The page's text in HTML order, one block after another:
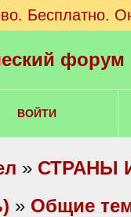
Бесплатно.
ВОЙТИ
» СТРАНЫ
» Общие